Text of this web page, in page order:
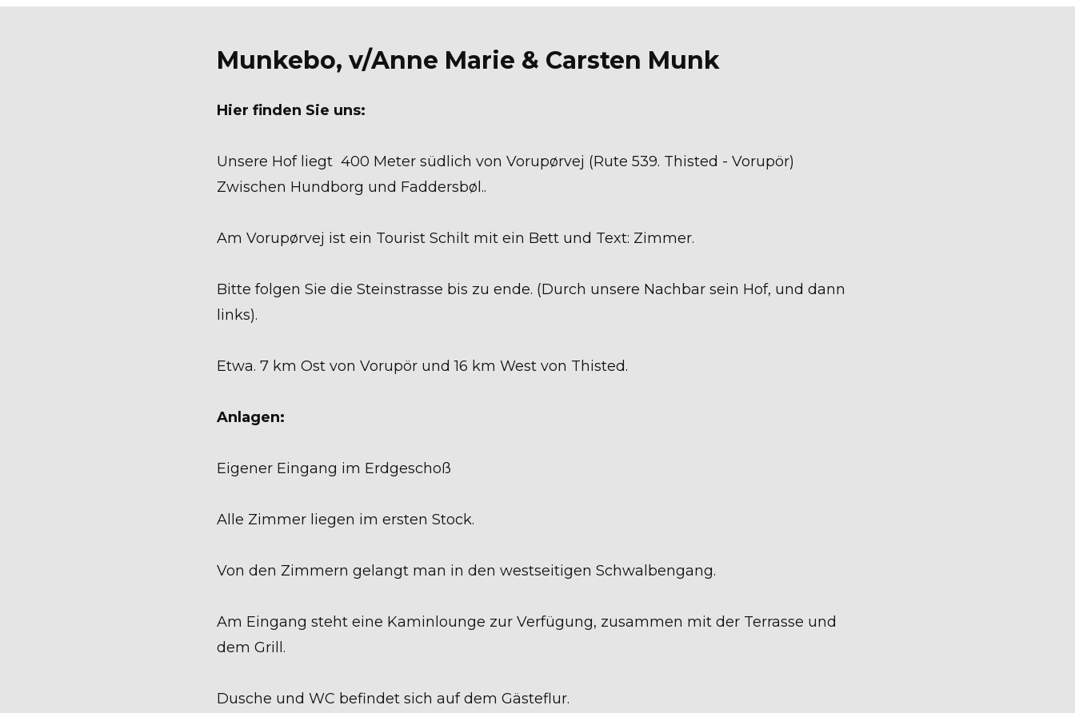
Munkebo, v/Anne Marie & Carsten Munk
Hier finden Sie uns:
Unsere Hof liegt 400 Meter südlich von Vorupørvej (Rute 539. Thisted - Vorupör)
Zwischen Hundborg und Faddersbøl..
Am Vorupørvej ist ein Tourist Schilt mit ein Bett und Text: Zimmer.
Bitte folgen Sie die Steinstrasse bis zu ende. (Durch unsere Nachbar sein Hof, und dann
links).
Etwa. 7 km Ost von Vorupör und 16 km West von Thisted.
Anlagen:
Eigener Eingang im Erdgeschoß
Alle Zimmer liegen im ersten Stock.
Von den Zimmern gelangt man in den westseitigen Schwalbengang.
Am Eingang steht eine Kaminlounge zur Verfügung, zusammen mit der Terrasse und
dem Grill.
Dusche und WC befindet sich auf dem Gästeflur.